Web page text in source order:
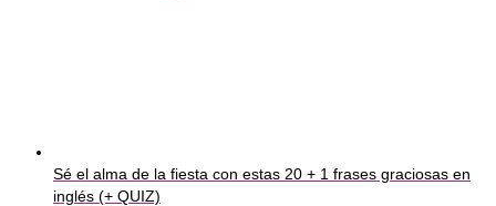
Sé el alma de la fiesta con estas 20 + 1 frases graciosas en
inglés (+ QUIZ)